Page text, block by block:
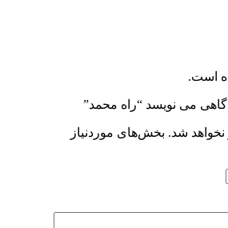
است.
می نویسد “راه محمد”
شد. بخش‌های موردنیاز